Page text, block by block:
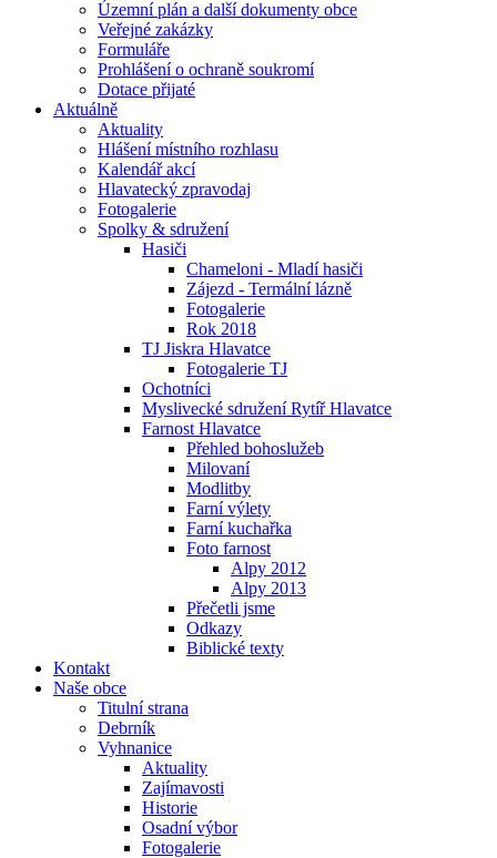
Územní plán a další dokumenty obce
Veřejné zakázky
Formuláře
Prohlášení o ochraně soukromí
Dotace přijaté
Aktuálně
Aktuality
Hlášení místního rozhlasu
Kalendář akcí
Hlavatecký zpravodaj
Fotogalerie
Spolky & sdružení
Hasiči
Chameloni - Mladí hasiči
Zájezd - Termální lázně
Fotogalerie
Rok 2018
TJ Jiskra Hlavatce
Fotogalerie TJ
Ochotníci
Myslivecké sdružení Rytíř Hlavatce
Farnost Hlavatce
Přehled bohoslužeb
Milovaní
Modlitby
Farní výlety
Farní kuchařka
Foto farnost
Alpy 2012
Alpy 2013
Přečetli jsme
Odkazy
Biblické texty
Kontakt
Naše obce
Titulní strana
Debrník
Vyhnanice
Aktuality
Zajímavosti
Historie
Osadní výbor
Fotogalerie